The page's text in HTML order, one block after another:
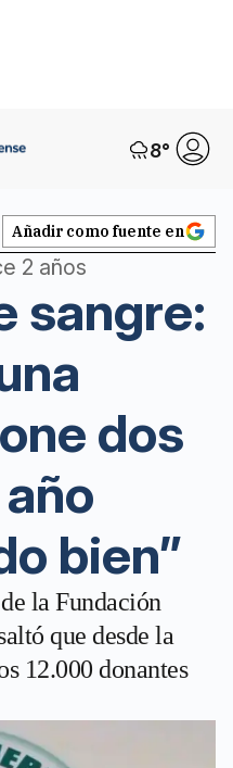
8°
Añadir como fuente en
2 años
sangre:
dos
bien”
la Fundación
que desde la
12.000 donantes